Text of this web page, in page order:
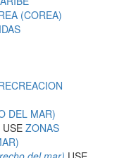
(COREA)
DEL MAR)
USE ZONAS